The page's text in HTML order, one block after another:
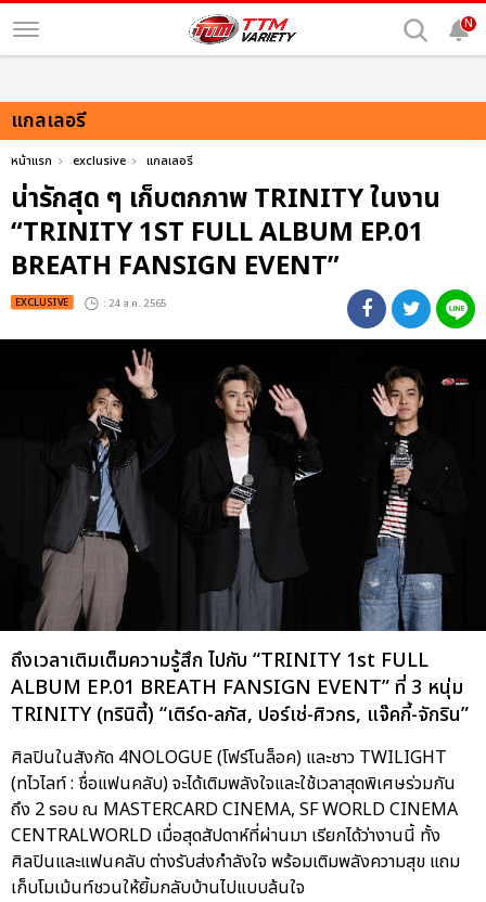
N
แกลเลอรี
หน้าแรก exclusive แกลเลอรี
น่ารักสุด ๆ เก็บตกภาพ TRINITY ในงาน
“TRINITY 1ST FULL ALBUM EP.01
BREATH FANSIGN EVENT”
EXCLUSIVE : 24 ส.ค. 2565
ถึงเวลาเติมเต็มความรู้สึก ไปกับ “TRINITY 1st FULL
ALBUM EP.01 BREATH FANSIGN EVENT” ที่ 3 หนุ่ม
TRINITY (ทรินิตี้) “เติร์ด-ลภัส, ปอร์เช่-ศิวกร, แจ๊คกี้-จักริน”
ศิลปินในสังกัด 4NOLOGUE (โฟร์โนล็อค) และชาว TWILIGHT
(ทไวไลท์ : ชื่อแฟนคลับ) จะได้เติมพลังใจและใช้เวลาสุดพิเศษร่วมกัน
ถึง 2 รอบ ณ MASTERCARD CINEMA, SF WORLD CINEMA
CENTRALWORLD เมื่อสุดสัปดาห์ที่ผ่านมา เรียกได้ว่างานนี้ ทั้ง
ศิลปินและแฟนคลับ ต่างรับส่งกำลังใจ พร้อมเติมพลังความสุข แถม
เก็บโมเม้นท์ชวนให้ยิ้มกลับบ้านไปแบบล้นใจ